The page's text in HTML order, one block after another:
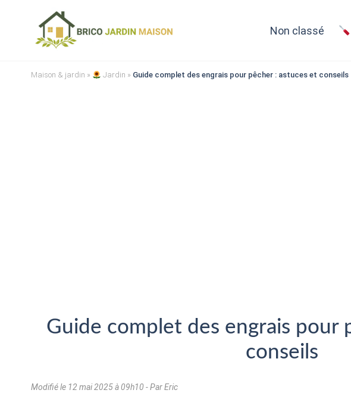
Non classé
Maison & jardin » Jardin » Guide complet des engrais pour pêcher : astuces et conseils
Guide complet des engrais pour
conseils
Modifié le 12 mai 2025 à 09h10 - Par Eric